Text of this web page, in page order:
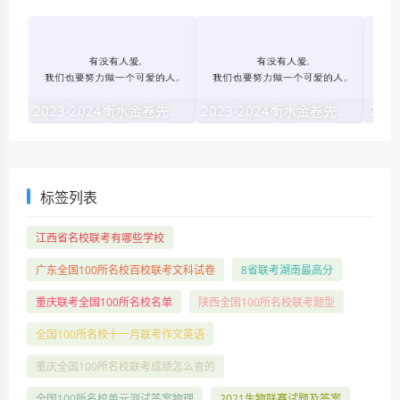
标签列表
江西省名校联考有哪些学校
广东全国100所名校百校联考文科试卷 8省联考湖南最高分
重庆联考全国100所名校名单 陕西全国100所名校联考题型
全国100所名校十一月联考作文英语
重庆全国100所名校联考成绩怎么查的